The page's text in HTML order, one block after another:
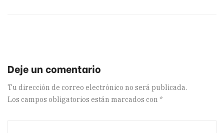
Tu dirección de correo electrónico no será publicada.
Los campos obligatorios están marcados con *